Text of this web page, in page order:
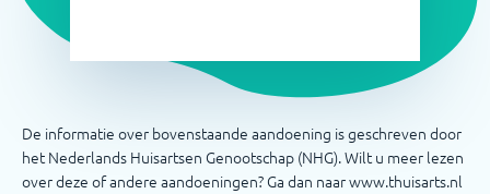
De informatie over bovenstaande aandoening is geschreven door
het Nederlands Huisartsen Genootschap (NHG). Wilt u meer lezen
over deze of andere aandoeningen? Ga dan naar www.thuisarts.nl